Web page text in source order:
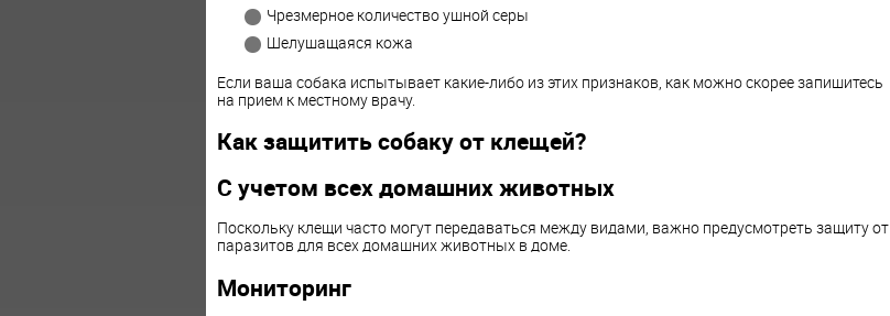
Чрезмерное количество ушной серы
Шелушащаяся кожа
Если ваша собака испытывает какие-либо из этих признаков, как можно скорее запишитесь
на прием к местному врачу.
Как защитить собаку от клещей?
С учетом всех домашних животных
Поскольку клещи часто могут передаваться между видами, важно предусмотреть защиту от
паразитов для всех домашних животных в доме.
Мониторинг